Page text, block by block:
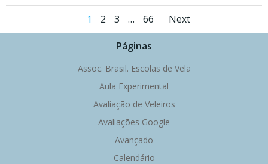
Posts
navigation
Page
1 Page
2 Page
3 … Page
66
Posts
Next
Páginas
Assoc. Brasil. Escolas de Vela
Aula Experimental
Avaliação de Veleiros
Avaliações Google
Avançado
Calendário